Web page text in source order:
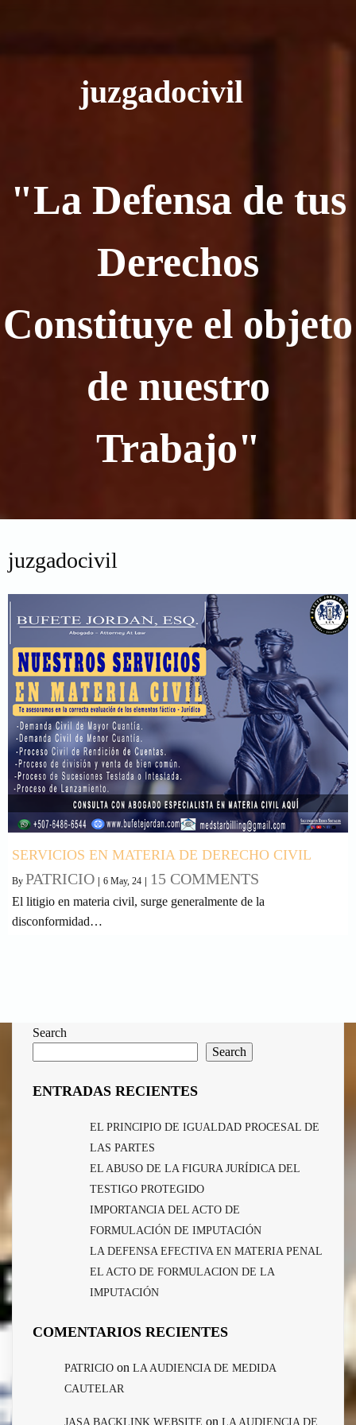
juzgadocivil
"La Defensa de tus
Derechos
Constituye el objeto
de nuestro
Trabajo"
juzgadocivil
SERVICIOS EN MATERIA DE DERECHO CIVIL
By PATRICIO | 6 May, 24 | 15 COMMENTS
El litigio en materia civil, surge generalmente de la
disconformidad…
Search
Search
ENTRADAS RECIENTES
EL PRINCIPIO DE IGUALDAD PROCESAL DE
LAS PARTES
EL ABUSO DE LA FIGURA JURÍDICA DEL
TESTIGO PROTEGIDO
IMPORTANCIA DEL ACTO DE
FORMULACIÓN DE IMPUTACIÓN
LA DEFENSA EFECTIVA EN MATERIA PENAL
EL ACTO DE FORMULACION DE LA
IMPUTACIÓN
COMENTARIOS RECIENTES
PATRICIO on LA AUDIENCIA DE MEDIDA
CAUTELAR
JASA BACKLINK WEBSITE on LA AUDIENCIA DE